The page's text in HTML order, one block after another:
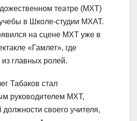
театре (МХТ)
в Школе-студии МХАТ.
на сцене МХТ уже в
«Гамлет», где
главных ролей.
Табаков стал
руководителем МХТ,
должности своего учителя,